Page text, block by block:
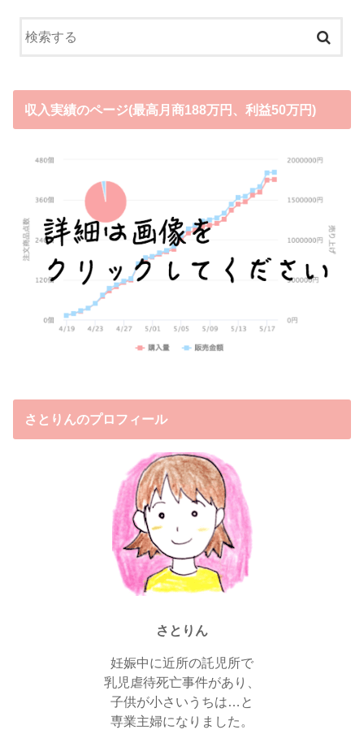
収入実績のページ(最高月商188万円、利益50万円)
さとりんのプロフィール
さとりん
妊娠中に近所の託児所で
乳児虐待死亡事件があり、
子供が小さいうちは…と
専業主婦になりました。